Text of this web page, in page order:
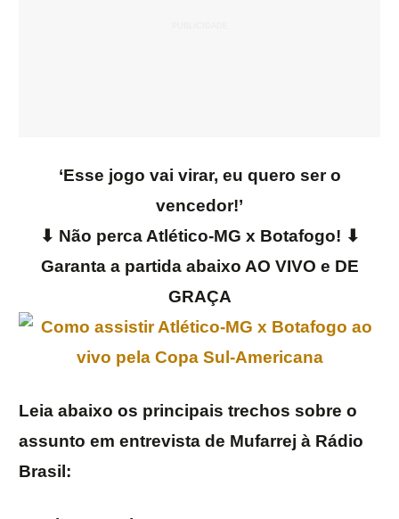
‘Esse jogo vai virar, eu quero ser o
vencedor!’
⬇ Não perca Atlético-MG x Botafogo! ⬇
Garanta a partida abaixo AO VIVO e DE
GRAÇA
Leia abaixo os principais trechos sobre o
assunto em entrevista de Mufarrej à Rádio
Brasil: